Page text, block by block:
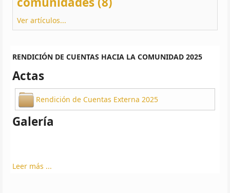
Ver artículos...
RENDICIÓN DE CUENTAS HACIA LA COMUNIDAD 2025
Actas
Rendición de Cuentas Externa 2025
Galería
Leer más ...